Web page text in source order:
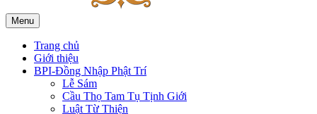
Menu
Trang chủ
Giới thiệu
BPI-Đồng Nhập Phật Trí
Lễ Sám
Cầu Thọ Tam Tụ Tịnh Giới
Luật Từ Thiện